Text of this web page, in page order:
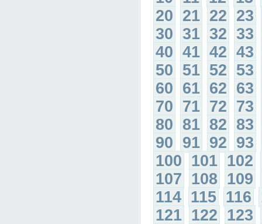
20 21 22 23
30 31 32 33
40 41 42 43
50 51 52 53
60 61 62 63
70 71 72 73
80 81 82 83
90 91 92 93
100 101 102
107 108 109
114 115 116
121 122 123